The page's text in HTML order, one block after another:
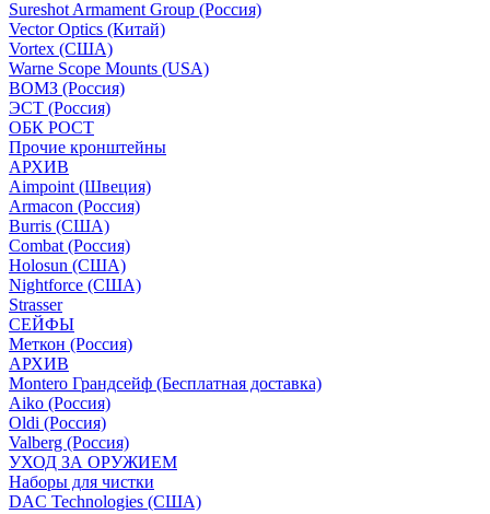
Sureshot Armament Group (Россия)
Vector Optics (Китай)
Vortex (США)
Warne Scope Mounts (USA)
ВОМЗ (Россия)
ЭСТ (Россия)
ОБК РОСТ
Прочие кронштейны
АРХИВ
Aimpoint (Швеция)
Armacon (Россия)
Burris (США)
Combat (Россия)
Holosun (США)
Nightforce (США)
Strasser
СЕЙФЫ
Меткон (Россия)
АРХИВ
Montero Грандсейф (Бесплатная доставка)
Aiko (Россия)
Oldi (Россия)
Valberg (Россия)
УХОД ЗА ОРУЖИЕМ
Наборы для чистки
DAC Technologies (США)